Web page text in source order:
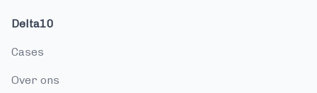
Delta10
cases
over ons